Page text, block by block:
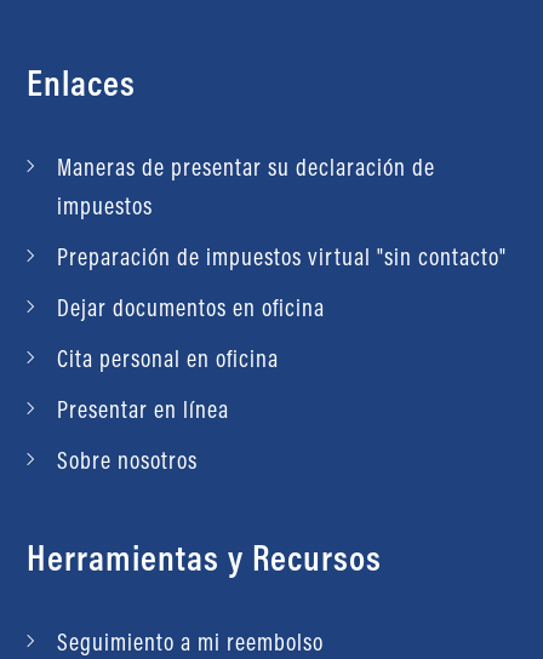
Enlaces
Maneras de presentar su declaración de
impuestos
Preparación de impuestos virtual "sin contacto"
Dejar documentos en oficina
Cita personal en oficina
Presentar en línea
Sobre nosotros
Herramientas y Recursos
Seguimiento a mi reembolso